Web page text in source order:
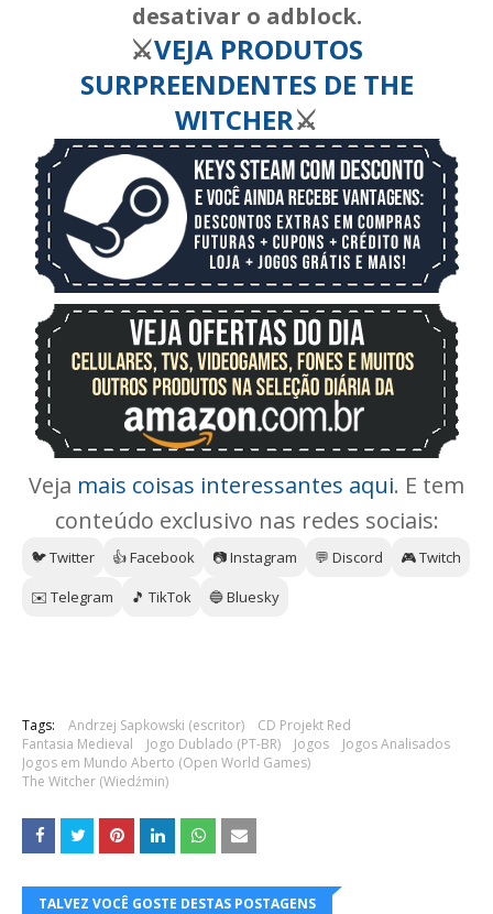
desativar o adblock.
⚔️VEJA PRODUTOS
SURPREENDENTES DE THE
WITCHER⚔️
Veja mais coisas interessantes aqui. E tem
conteúdo exclusivo nas redes sociais:
🐦 Twitter 👍 Facebook 📷 Instagram 💬 Discord
🎮 Twitch
✉️ Telegram
🎵 TikTok 🔵 Bluesky
Tags: Andrzej Sapkowski (escritor)
CD Projekt Red
Fantasia Medieval
Jogo Dublado (PT-BR) Jogos
Jogos Analisados
Jogos em Mundo Aberto (Open World Games)
The Witcher (Wiedźmin)
TALVEZ VOCÊ GOSTE DESTAS POSTAGENS